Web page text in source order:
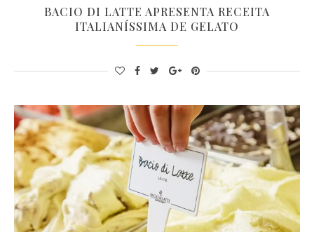
BACIO DI LATTE APRESENTA RECEITA
ITALIANÍSSIMA DE GELATO